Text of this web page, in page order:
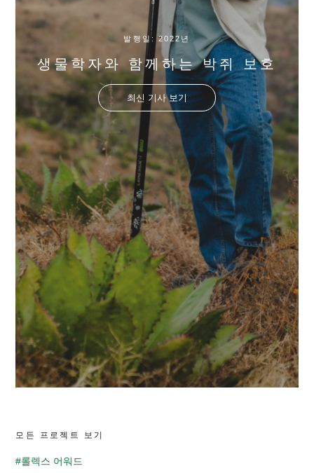
발행일: 2022년
생물학자와 함께하는 박쥐 보호
최신 기사 보기
모든 프로젝트 보기
#롤렉스 어워드